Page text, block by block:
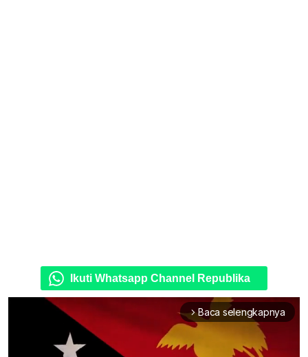
Ikuti Whatsapp Channel Republika
arrow_forward_ios Baca selengkapnya